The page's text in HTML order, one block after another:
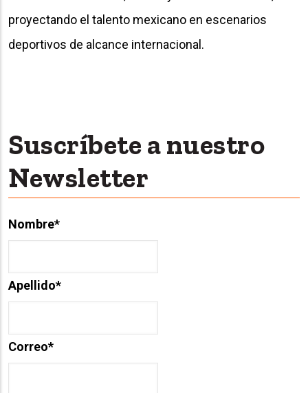
proyectando el talento mexicano en escenarios
deportivos de alcance internacional.
Suscríbete a nuestro
Newsletter
Nombre*
Apellido*
Correo*